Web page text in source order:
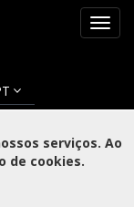
serviços. Ao
de cookies.